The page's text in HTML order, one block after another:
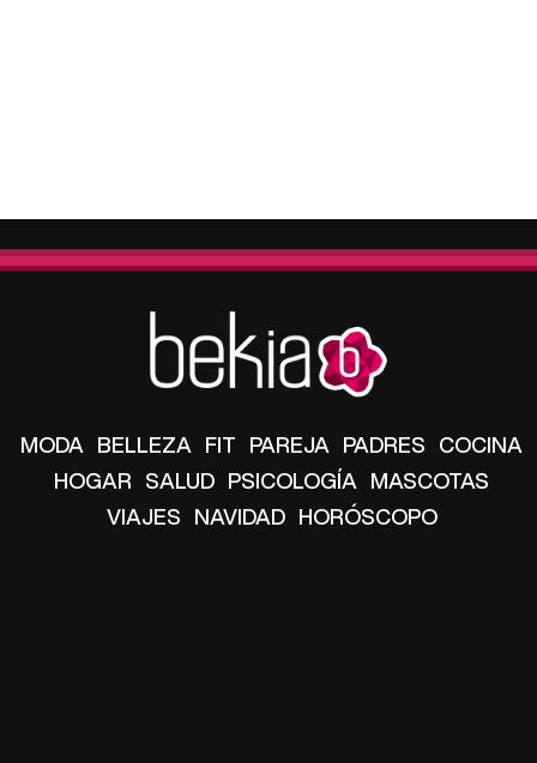
MODA BELLEZA FIT PAREJA PADRES COCINA
HOGAR SALUD PSICOLOGÍA MASCOTAS
VIAJES NAVIDAD HORÓSCOPO